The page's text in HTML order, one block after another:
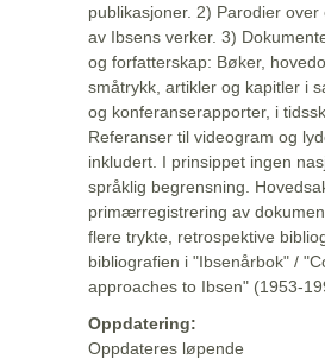
publikasjoner. 2) Parodier
av Ibsens verker. 3)
og forfatterskap: Bøker,
småtrykk, artikler og kapitler i
og konferanserapporter, i
Referanser til videogram og
inkludert. I prinsippet ingen
språklig begrensning.
primærregistrering av
flere trykte, retrospektive
bibliografien i "Ibsenårbok" /
approaches to Ibsen" (1953-
Oppdatering:
Oppdateres løpende